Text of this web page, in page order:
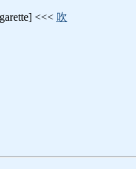
<<< 吹